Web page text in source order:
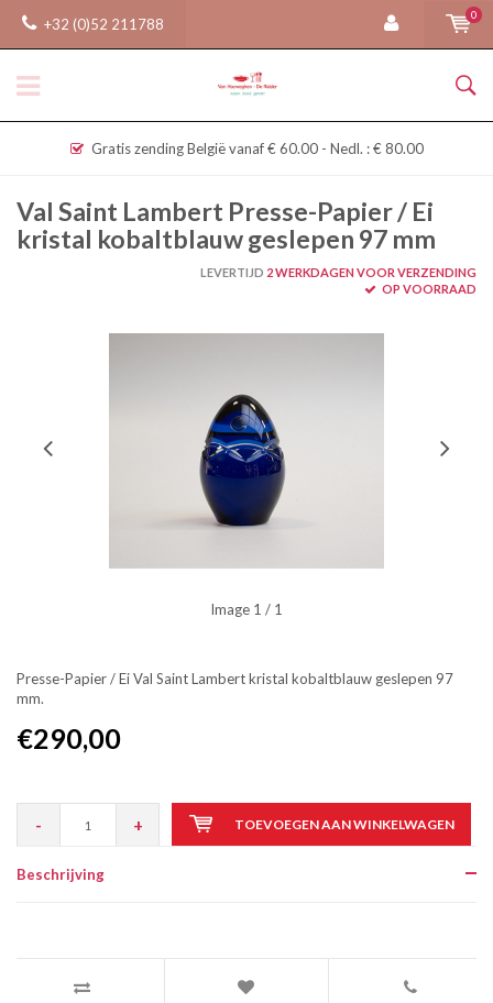
+32 (0)52 211788
0
Gratis zending België vanaf € 60.00 - Nedl. : € 80.00
Val Saint Lambert Presse-Papier / Ei
kristal kobaltblauw geslepen 97 mm
LEVERTIJD 2 WERKDAGEN VOOR VERZENDING
OP VOORRAAD
Image 1 / 1
Presse-Papier / Ei Val Saint Lambert kristal kobaltblauw geslepen 97
mm.
€290,00
- + TOEVOEGEN AAN WINKELWAGEN
Beschrijving